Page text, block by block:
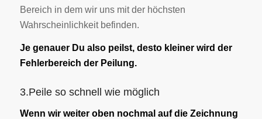
Bereich in dem wir uns mit der höchsten
Wahrscheinlichkeit befinden.
Je genauer Du also peilst, desto kleiner wird der
Fehlerbereich der Peilung.
3.Peile so schnell wie möglich
Wenn wir weiter oben nochmal auf die Zeichnung